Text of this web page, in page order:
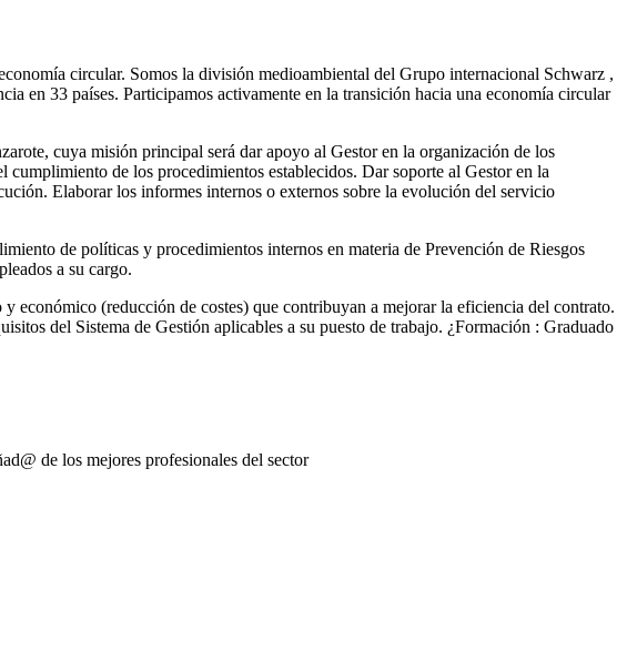
circular. Somos la división medioambiental del Grupo internacional Schwarz ,
en 33 países. Participamos activamente en la transición hacia una economía circular
cuya misión principal será dar apoyo al Gestor en la organización de los
de los procedimientos establecidos. Dar soporte al Gestor en la
Elaborar los informes internos o externos sobre la evolución del servicio
de políticas y procedimientos internos en materia de Prevención de Riesgos
a su cargo.
económico (reducción de costes) que contribuyan a mejorar la eficiencia del contrato.
del Sistema de Gestión aplicables a su puesto de trabajo. ¿Formación : Graduado
de los mejores profesionales del sector